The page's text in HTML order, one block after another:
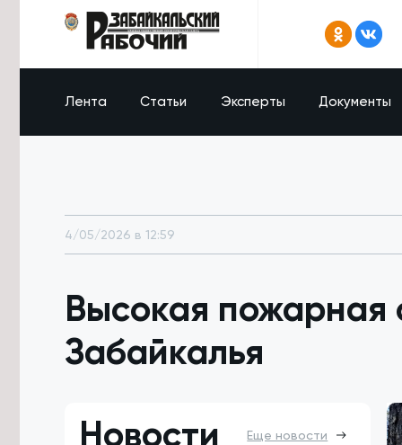
Лента Статьи Эксперты Документы
4/05/2026 в 12:59
Высокая пожарная
Забайкалья
Новости
Еще новости